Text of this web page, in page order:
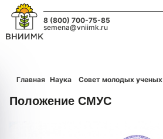
8 (800) 700-75-85
semena@vniimk.ru
Главная Наука Совет молодых ученых
Положение СМУС